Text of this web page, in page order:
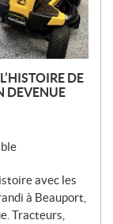
DE
DEVENUE
avec les
à Beauport,
Tracteurs,